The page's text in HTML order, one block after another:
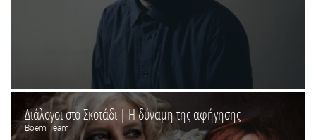
Διάλογοι στο Σκοτάδι | Η δύναμη της αφήγησης
Boem Team